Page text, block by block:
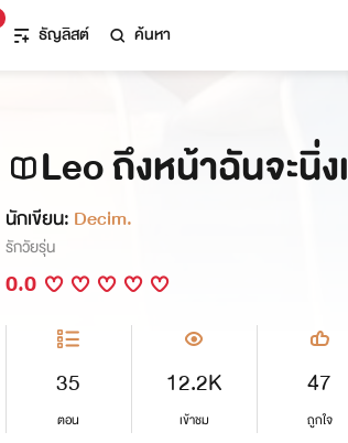
ธัญลิสต์ ค้นหา
Leo ถึงหน้าฉันจะนิ่
นักเขียน: Decim.
รักวัยรุ่น
0.0
35
ตอน
12.2K
เข้าชม
47
ถูกใจ